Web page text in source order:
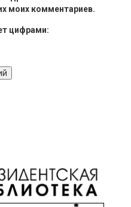
моих комментариев.
цифрами: